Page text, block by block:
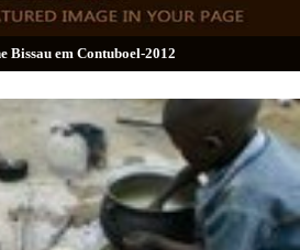
Bissau em Contuboel-2012